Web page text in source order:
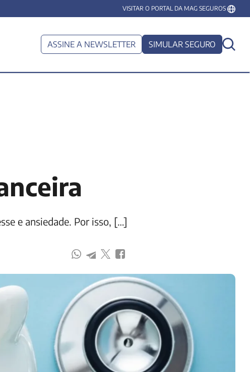
VISITAR O PORTAL DA MAG SEGUROS
ASSINE A NEWSLETTER SIMULAR SEGURO
e ansiedade. Por isso, […]